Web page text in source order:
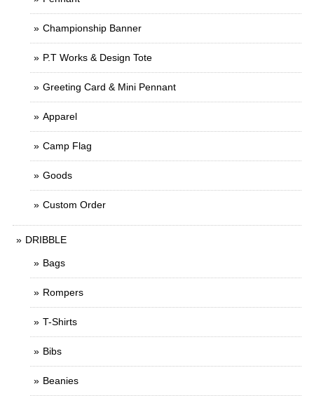
Championship Banner
P.T Works & Design Tote
Greeting Card & Mini Pennant
Apparel
Camp Flag
Goods
Custom Order
DRIBBLE
Bags
Rompers
T-Shirts
Bibs
Beanies